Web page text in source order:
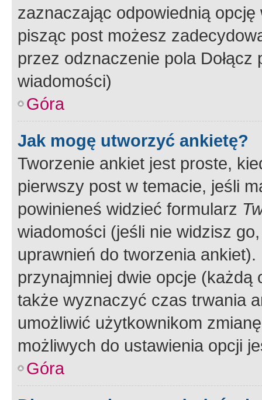
zaznaczając odpowiednią
pisząc post możesz
przez odznaczenie pola
wiadomości)
Góra
Jak mogę utworzyć ankietę?
Tworzenie ankiet jest proste,
pierwszy post w temacie, jeśli
powinieneś widzieć formularz
wiadomości (jeśli nie widzisz
uprawnień do tworzenia
przynajmniej dwie opcje
także wyznaczyć czas trwania
umożliwić użytkownikom
możliwych do ustawienia opcji
Góra